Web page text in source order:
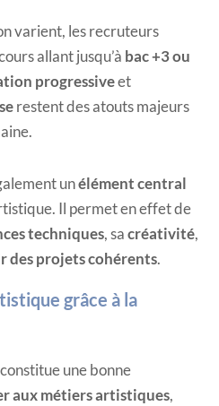
varient, les recruteurs
allant jusqu’à bac +3 ou
progressiveet
restent des atouts majeurs
unélément central
Il permet en effet de
techniques, sacréativité,
des projets cohérents.
grâce à la
constitue une bonne
aux métiers artistiques,